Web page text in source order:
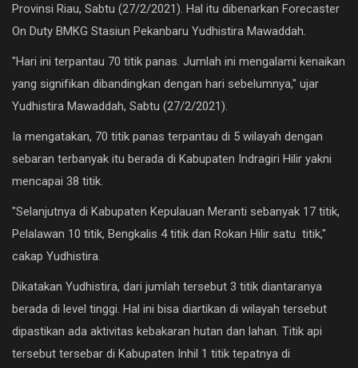
SPORT
Umum
Hukrim
Ekonomi
Kontak
Login
Register
Provinsi Riau, Sabtu (27/2/2021). Hal itu dibenarkan Forecaster
On Duty BMKG Stasiun Pekanbaru Yudhistira Mawaddah.
"Hari ini terpantau 70 titik panas. Jumlah ini mengalami kenaikan
yang signifikan dibandingkan dengan hari sebelumnya," ujar
Yudhistira Mawaddah, Sabtu (27/2/2021).
Ia mengatakan, 70 titik panas terpantau di 5 wilayah dengan
sebaran terbanyak itu berada di Kabupaten Indragiri Hilir yakni
mencapai 38 titik.
"Selanjutnya di Kabupaten Kepulauan Meranti sebanyak 17 titik,
Pelalawan 10 titik, Bengkalis 4 titik dan Rokan Hilir satu titik,"
cakap Yudhistira.
Dikatakan Yudhistira, dari jumlah tersebut 3 titik diantaranya
berada di level tinggi. Hal ini bisa diartikan di wilayah tersebut
dipastikan ada aktivitas kebakaran hutan dan lahan. Titik api
tersebut tersebar di Kabupaten Inhil 1 titik tepatnya di